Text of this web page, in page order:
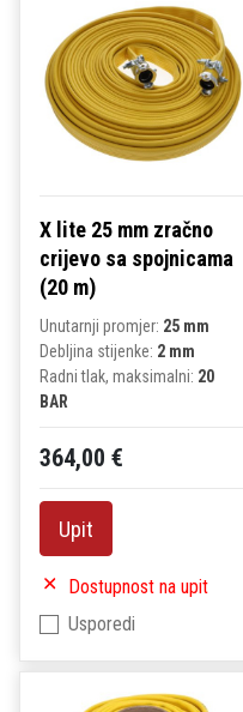
X lite 25 mm zračno
crijevo sa spojnicama
(20 m)
Unutarnji promjer: 25 mm
Debljina stijenke: 2 mm
Radni tlak, maksimalni: 20
BAR
364,00 €
Upit
Dostupnost na upit
Usporedi